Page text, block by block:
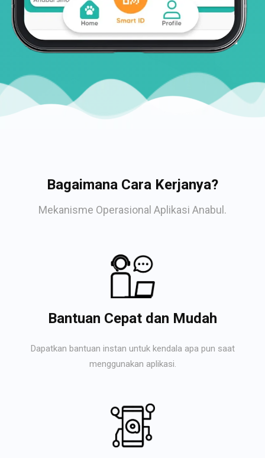
Bagaimana Cara Kerjanya?
Mekanisme Operasional Aplikasi Anabul.
Bantuan Cepat dan Mudah
Dapatkan bantuan instan untuk kendala apa pun saat
menggunakan aplikasi.